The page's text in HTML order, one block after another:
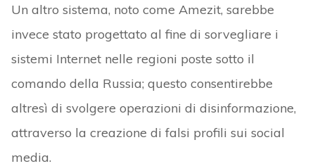
Un altro sistema, noto come Amezit, sarebbe
invece stato progettato al fine di sorvegliare i
sistemi Internet nelle regioni poste sotto il
comando della Russia; questo consentirebbe
altresì di svolgere operazioni di disinformazione,
attraverso la creazione di falsi profili sui social
media.